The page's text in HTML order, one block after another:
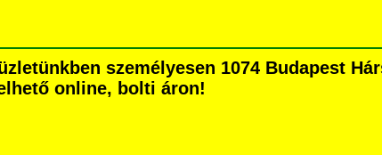
személyesen 1074 Budapest
online, bolti áron!